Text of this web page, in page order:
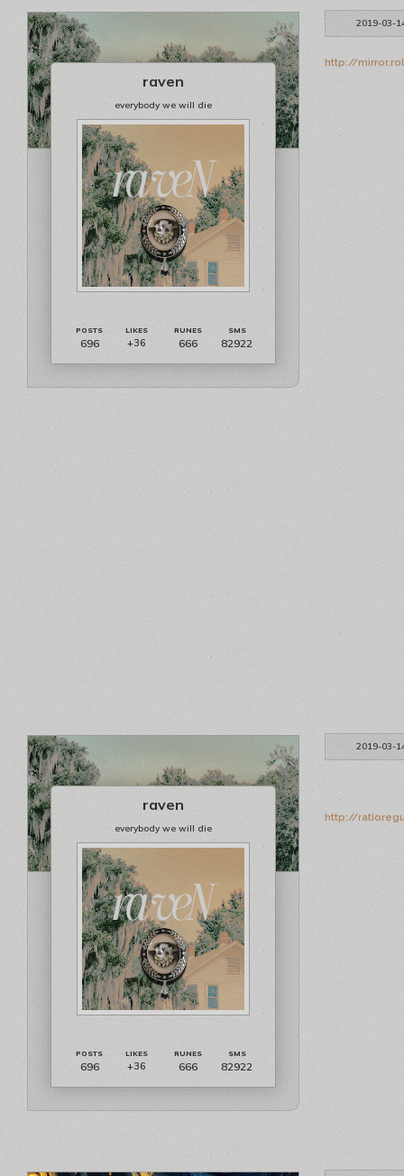
2019-03-
raven
everybody we will die
696 +36 666 82922
http://
2019-03-
raven
everybody we will die
696 +36 666 82922
http://